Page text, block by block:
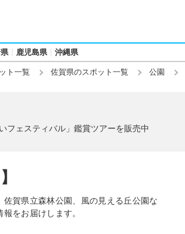
鹿児島県 沖縄県
ト一覧 佐賀県のスポット一覧 公園
フェスティバル」鑑賞ツアーを販売中
賀県立森林公園、風の見える丘公園な
をお届けします。